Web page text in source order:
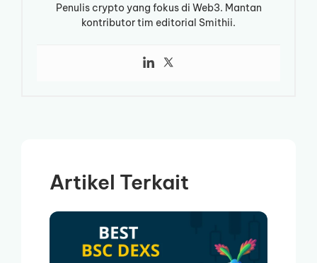
Penulis crypto yang fokus di Web3. Mantan
kontributor tim editorial Smithii.
Artikel Terkait